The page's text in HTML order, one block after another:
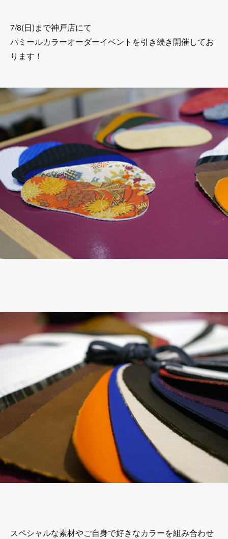
7/8(日)まで神戸店にて
パミールカラーオーダーイベントを引き続き開催してお
ります！
スペシャルな素材やご自身で好きなカラーを組み合わせ